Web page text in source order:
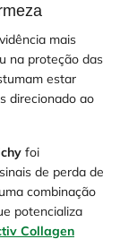
mais
na proteção das
estar
direcionado ao
foi
de perda de
combinação
potencializa
Collagen